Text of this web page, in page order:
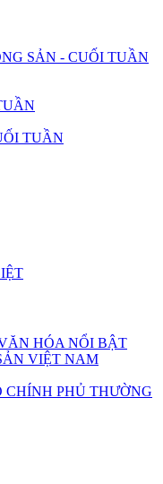
SẢN - CUỐI TUẦN
TUẦN
HÓA NỔI BẬT
VIỆT NAM
CHÍNH PHỦ THƯỜNG